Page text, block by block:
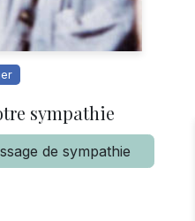
sympathie
de sympathie